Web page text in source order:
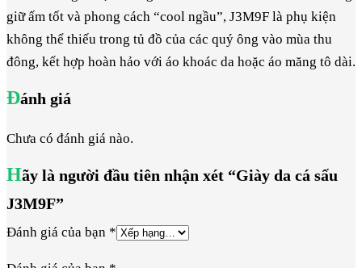
giữ ấm tốt và phong cách “cool ngầu”, J3M9F là phụ kiện
không thể thiếu trong tủ đồ của các quý ông vào mùa thu
đông, kết hợp hoàn hảo với áo khoác da hoặc áo măng tô dài.
Đánh giá
Chưa có đánh giá nào.
Hãy là người đầu tiên nhận xét “Giày da cá sấu
J3M9F”
Đánh giá của bạn *